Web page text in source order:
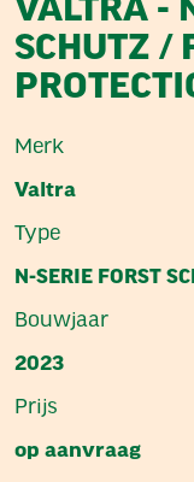
VALTRA -
SCHUTZ /
Merk
Valtra
Type
N-SERIE FORST
Bouwjaar
2023
Prijs
op aanvraag